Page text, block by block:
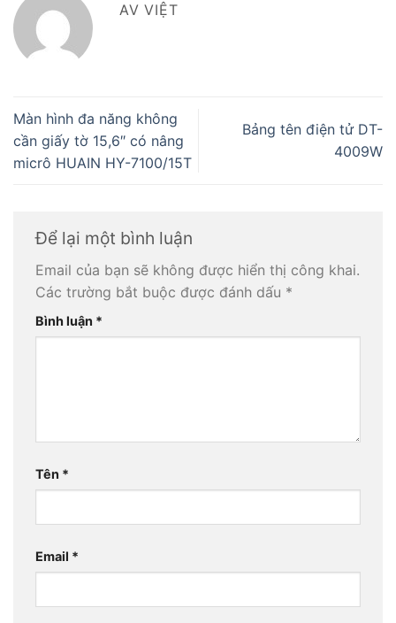
AV VIỆT
Màn hình đa năng không
cần giấy tờ 15,6″ có nâng
micrô HUAIN HY-7100/15T
Bảng tên điện tử DT-
4009W
Để lại một bình luận
Email của bạn sẽ không được hiển thị công khai.
Các trường bắt buộc được đánh dấu *
Bình luận *
Tên *
Email *